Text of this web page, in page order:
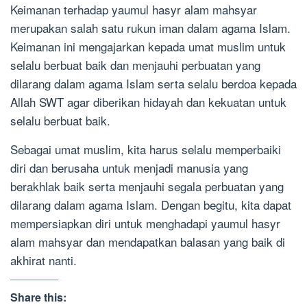
Keimanan terhadap yaumul hasyr alam mahsyar
merupakan salah satu rukun iman dalam agama Islam.
Keimanan ini mengajarkan kepada umat muslim untuk
selalu berbuat baik dan menjauhi perbuatan yang
dilarang dalam agama Islam serta selalu berdoa kepada
Allah SWT agar diberikan hidayah dan kekuatan untuk
selalu berbuat baik.
Sebagai umat muslim, kita harus selalu memperbaiki
diri dan berusaha untuk menjadi manusia yang
berakhlak baik serta menjauhi segala perbuatan yang
dilarang dalam agama Islam. Dengan begitu, kita dapat
mempersiapkan diri untuk menghadapi yaumul hasyr
alam mahsyar dan mendapatkan balasan yang baik di
akhirat nanti.
Share this: